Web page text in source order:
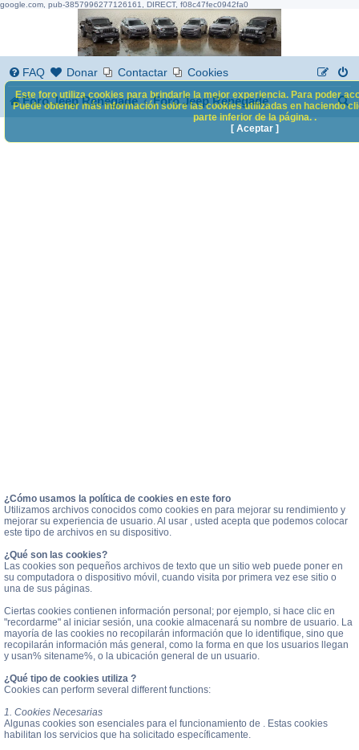
google.com, pub-3857996277126161, DIRECT, f08c47fec0942fa0
FAQ Donar Contactar Cookies
Foro Jeep Renegade Foro Jeep Renegade
B
s
¿Cómo usamos la política de cookies en este foro
Utilizamos archivos conocidos como cookies en para mejorar su rendimiento y
mejorar su experiencia de usuario. Al usar , usted acepta que podemos colocar
este tipo de archivos en su dispositivo.
¿Qué son las cookies?
Las cookies son pequeños archivos de texto que un sitio web puede poner en
su computadora o dispositivo móvil, cuando visita por primera vez ese sitio o
una de sus páginas.
Ciertas cookies contienen información personal; por ejemplo, si hace clic en
"recordarme" al iniciar sesión, una cookie almacenará su nombre de usuario. La
mayoría de las cookies no recopilarán información que lo identifique, sino que
recopilarán información más general, como la forma en que los usuarios llegan
y usan% sitename%, o la ubicación general de un usuario.
¿Qué tipo de cookies utiliza ?
Cookies can perform several different functions:
1. Cookies Necesarias
Algunas cookies son esenciales para el funcionamiento de . Estas cookies
habilitan los servicios que ha solicitado específicamente.
Este foro utiliza cookies para brindarle la mejor experiencia. Para poder
Puede obtener más información sobre las cookies utilizadas en haciendo
parte inferior de la página. .
[ Aceptar ]